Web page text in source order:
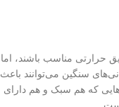
حرارتی مناسب باشند، اما
سنگین می‌توانند باعث
که هم سبک و هم دارای